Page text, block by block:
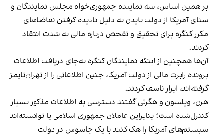
بر همین اساس، سه نماینده جمهوری‌خواه مجلس نمایندگان و
سنای آمریکا از دولت بایدن به دلیل نادیده گرفتن تقاضاهای
مکرر کنگره برای تحقیق و تفحص درباره مالی به شدت انتقاد
کردند.
آن‌ها همچنین از اینکه نمایندگان کنگره به‌جای دریافت اطلاعات
پرونده رابرت مالی از دولت آمریکا، چنین اطلاعاتی را از تهران‌تایمز
گرفته‌اند، ابراز تاسف کردند.
هرن، ویلسون و هگرتی گفتند دسترسی به اطلاعات مذکور بسیار
کنترل‌شده است؛ بنابراین عاملان جمهوری اسلامی یا توانسته‌اند
سیستم‌های آمریکا را هک کنند یا یک جاسوس در دولت